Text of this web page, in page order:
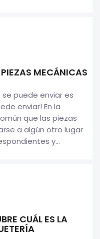
MECÁNICAS
puede enviar es
enviar! En la
que las piezas
a algún otro lugar
y...
CUÁL ES LA